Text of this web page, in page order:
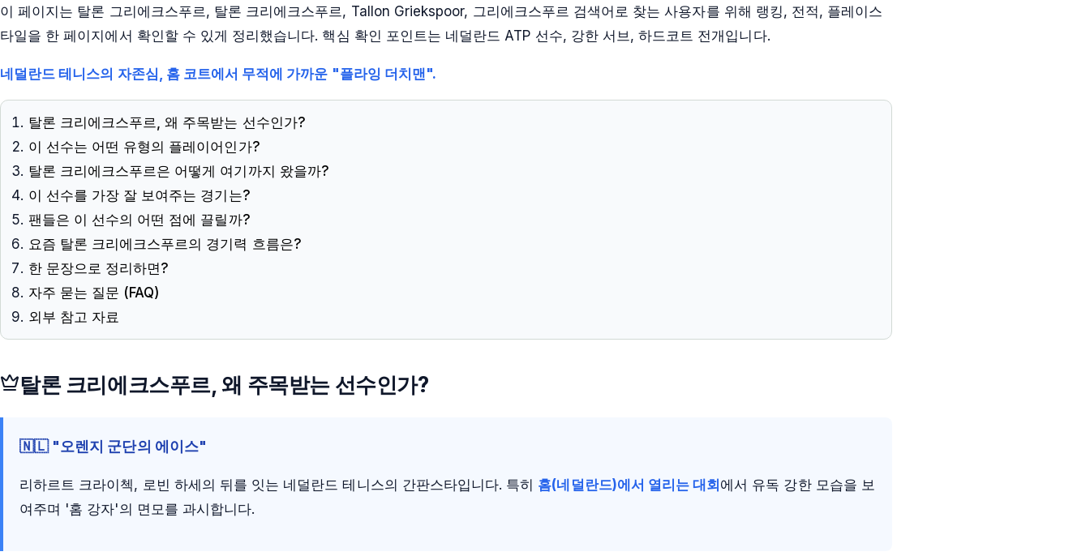
이 페이지는 탈론 그리에크스푸르, 탈론 크리에크스푸르, Tallon Griekspoor, 그리에크스푸르 검색어로 찾는 사용자를 위해 랭킹, 전적, 플레이스
타일을 한 페이지에서 확인할 수 있게 정리했습니다. 핵심 확인 포인트는 네덜란드 ATP 선수, 강한 서브, 하드코트 전개 입니다.
네덜란드 테니스의 자존심, 홈 코트에서 무적에 가까운 "플라잉 더치맨".
탈론 크리에크스푸르, 왜 주목받는 선수인가?
이 선수는 어떤 유형의 플레이어인가?
탈론 크리에크스푸르은 어떻게 여기까지 왔을까?
이 선수를 가장 잘 보여주는 경기는?
팬들은 이 선수의 어떤 점에 끌릴까?
요즘 탈론 크리에크스푸르의 경기력 흐름은?
한 문장으로 정리하면?
자주 묻는 질문 (FAQ)
외부 참고 자료
탈론 크리에크스푸르, 왜 주목받는 선수인가?
🇳🇱 "오렌지 군단의 에이스"
리하르트 크라이첵, 로빈 하세의 뒤를 잇는 네덜란드 테니스의 간판스타입니다. 특히 홈(네덜란드)에서 열리는 대회 에서 유독 강한 모습을 보
여주며 '홈 강자'의 면모를 과시합니다.